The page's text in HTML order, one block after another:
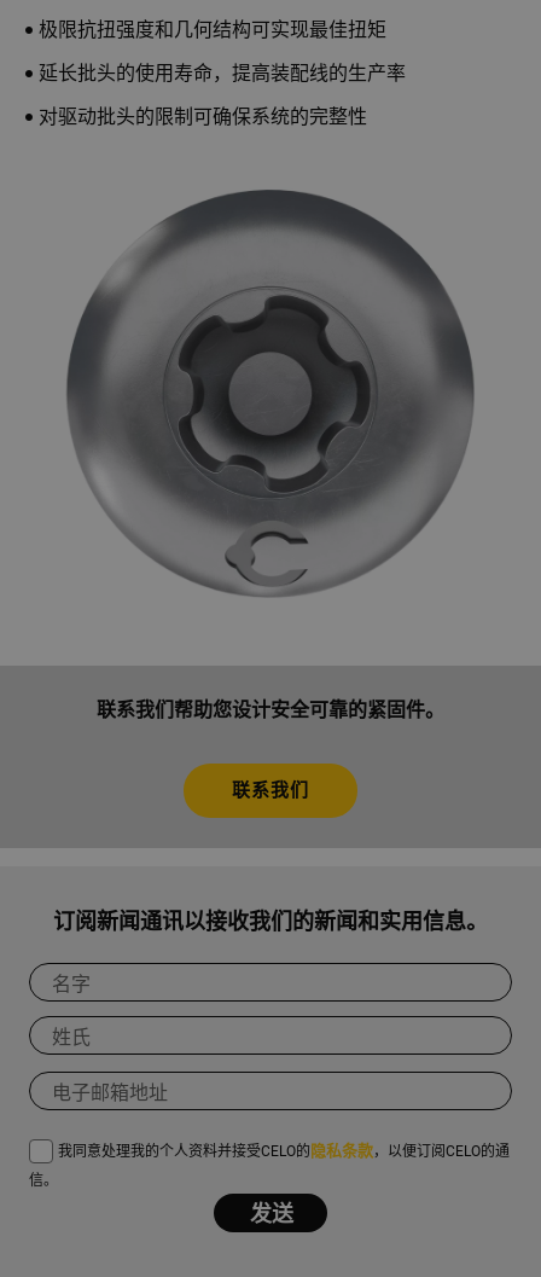
• 极限抗扭强度和几何结构可实现最佳扭矩
• 延长批头的使用寿命，提高装配线的生产率
• 对驱动批头的限制可确保系统的完整性
联系我们帮助您设计安全可靠的紧固件。
联系我们
订阅新闻通讯以接收我们的新闻和实用信息。
我同意处理我的个人资料并接受CELO的 隐私条款，以便订阅CELO的通
信。